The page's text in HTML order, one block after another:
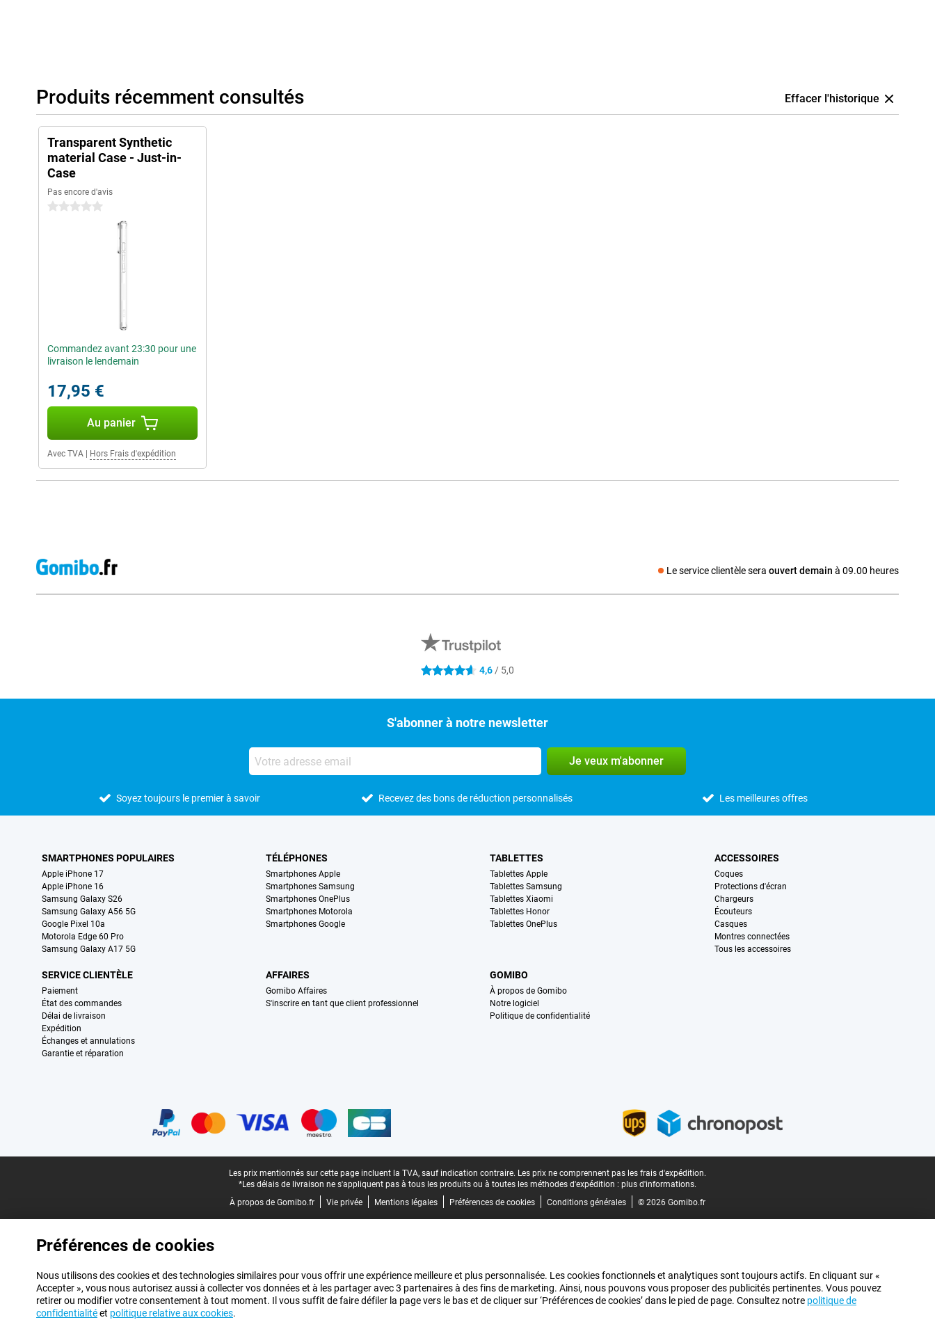
Produits récemment consultés Effacer l'historique
Transparent Synthetic
material Case - Just-in-
Case
Pas encore d'avis
0 étoiles
Commandez avant 23:30 pour une
livraison le lendemain
17,95 €
Au panier
Avec TVA Hors Frais d'expédition
Le service clientèle sera ouvert demain à 09.00 heures
Média social
4.6 étoiles 4,6 / 5,0
S'abonner à notre newsletter
Je veux m'abonner
Soyez toujours le premier à savoir Recevez des bons de réduction personnalisés Les meilleures offres
SMARTPHONES POPULAIRES
Apple iPhone 17
Apple iPhone 16
Samsung Galaxy S26
Samsung Galaxy A56 5G
Google Pixel 10a
Motorola Edge 60 Pro
Samsung Galaxy A17 5G
TÉLÉPHONES
Smartphones Apple
Smartphones Samsung
Smartphones OnePlus
Smartphones Motorola
Smartphones Google
TABLETTES
Tablettes Apple
Tablettes Samsung
Tablettes Xiaomi
Tablettes Honor
Tablettes OnePlus
ACCESSOIRES
Coques
Protections d'écran
Chargeurs
Écouteurs
Casques
Montres connectées
Tous les accessoires
SERVICE CLIENTÈLE
Paiement
État des commandes
Délai de livraison
Expédition
Échanges et annulations
Garantie et réparation
AFFAIRES
Gomibo Affaires
S'inscrire en tant que client professionnel
GOMIBO
À propos de Gomibo
Notre logiciel
Politique de confidentialité
Les prix mentionnés sur cette page incluent la TVA, sauf indication contraire. Les prix ne comprennent pas les frais d'expédition.
*Les délais de livraison ne s'appliquent pas à tous les produits ou à toutes les méthodes d'expédition : plus d'informations.
À propos de Gomibo.fr
Vie privée Mentions légales Préférences de cookies Conditions générales © 2026 Gomibo.fr
Préférences de cookies
Nous utilisons des cookies et des technologies similaires pour vous offrir une expérience meilleure et plus personnalisée. Les cookies fonctionnels et analytiques sont toujours actifs. En cliquant sur «
Accepter », vous nous autorisez aussi à collecter vos données et à les partager avec 3 partenaires à des fins de marketing. Ainsi, nous pouvons vous proposer des publicités pertinentes. Vous pouvez
retirer ou modifier votre consentement à tout moment. Il vous suffit de faire défiler la page vers le bas et de cliquer sur ‘Préférences de cookies’ dans le pied de page. Consultez notre politique de
confidentialitéet politique relative aux cookies.